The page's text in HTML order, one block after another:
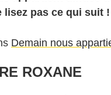
lisez pas ce qui suit !
Demain nous
ROXANE